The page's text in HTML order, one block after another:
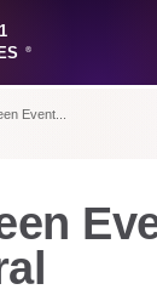
®
Event...